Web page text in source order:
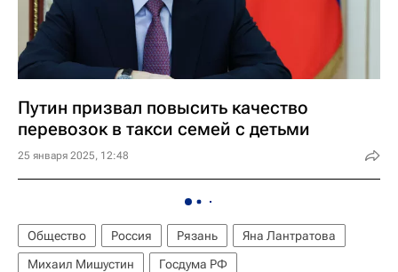
Путин призвал повысить качество
перевозок в такси семей с детьми
25 января 2025, 12:48
Общество Россия Рязань
Яна Лантратова
Михаил Мишустин
Госдума РФ